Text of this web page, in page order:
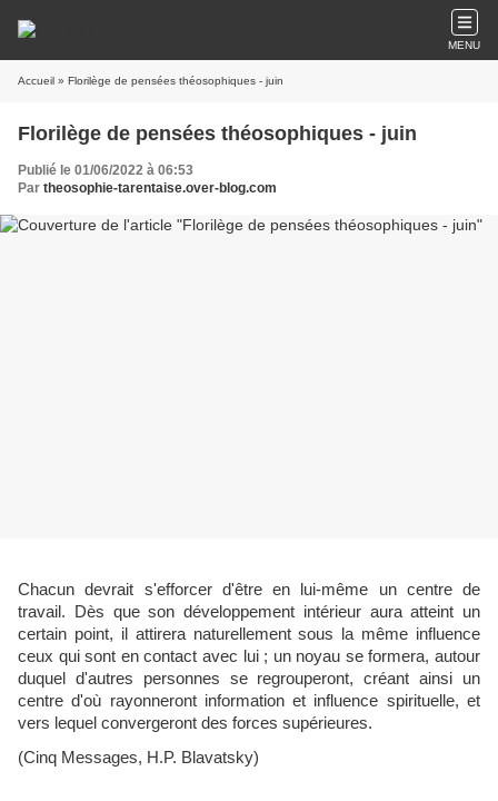
MENU
Accueil » Florilège de pensées théosophiques - juin
Florilège de pensées théosophiques - juin
Publié le 01/06/2022 à 06:53
Par theosophie-tarentaise.over-blog.com
Chacun devrait s'efforcer d'être en lui-même un centre de
travail. Dès que son développement intérieur aura atteint un
certain point, il attirera naturellement sous la même influence
ceux qui sont en contact avec lui ; un noyau se formera, autour
duquel d'autres personnes se regrouperont, créant ainsi un
centre d'où rayonneront information et influence spirituelle, et
vers lequel convergeront des forces supérieures.
(Cinq Messages, H.P. Blavatsky)